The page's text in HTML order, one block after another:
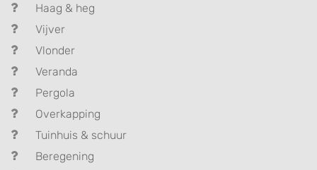
Haag & heg
Vijver
Vlonder
Veranda
Pergola
Overkapping
Tuinhuis & schuur
Beregening